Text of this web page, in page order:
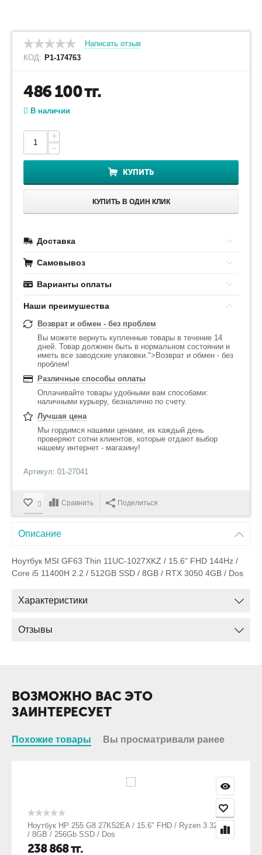
Написать отзыв
КОД: P1-174763
486 100тг.
В наличии
+
−
КУПИТЬ
КУПИТЬ В ОДИН КЛИК
Доставка
Самовывоз
Варианты оплаты
Наши преимушества
Возврат и обмен - без проблем
Вы можете вернуть купленные товары в течение 14
дней. Товар должнен быть в нормальном состоянии и
иметь все заводские упаковки.">Возврат и обмен - без
проблем!
Различные способы оплаты
Оплачивайте товары удобными вам способами:
наличными курьеру, безналично по счету.
Лучшая цена
Мы гордимся нашими ценами, их каждый день
проверяют сотни клиентов, которые отдают выбор
нашему интернет - магазину!
Артикул: 01-27041
Сравнить Поделиться
Описание
Ноутбук MSI GF63 Thin 11UC-1027XKZ / 15.6" FHD 144Hz /
Core i5 11400H 2.2 / 512GB SSD / 8GB / RTX 3050 4GB / Dos
Характеристики
Отзывы
ВОЗМОЖНО ВАС ЭТО
ЗАИНТЕРЕСУЕТ
Похожие товары Вы просматривали ранее
Ноутбук HP 255 G8 27K52EA / 15.6" FHD / Ryzen 3 3250U
/ 8GB / 256Gb SSD / Dos
238 868тг.